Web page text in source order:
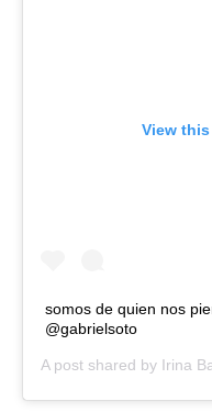
View
somos de quien nos
@gabrielsoto
A post shared by Irina